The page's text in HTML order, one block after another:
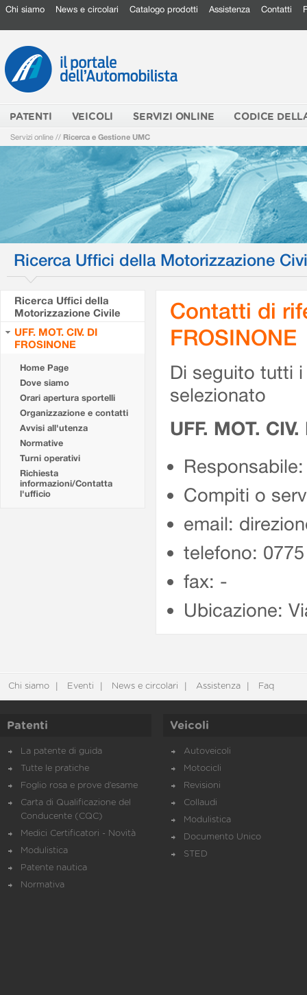
Chi siamo News e circolari Catalogo prodotti Assistenza Contatti
PATENTI VEICOLI SERVIZI ONLINE CODICE
Servizi online // Ricerca e Gestione UMC
Ricerca Uffici della Motorizzazione
Ricerca Uffici della
Motorizzazione Civile
UFF. MOT. CIV. DI
FROSINONE
Home Page
Dove siamo
Orari apertura sportelli
Organizzazione e contatti
Avvisi all'utenza
Normative
Turni operativi
Richiesta
informazioni/Contatta
l'ufficio
Contatti di
FROSINONE
Di seguito tutti
selezionato
UFF. MOT.
Compiti o
email:
telefono:
fax: -
Ubicazione:
Chi siamo Eventi News e circolari Assistenza Faq
Patenti
La patente di guida
Tutte le pratiche
Foglio rosa e prove d’esame
Carta di Qualificazione del
Conducente (CQC)
Medici Certificatori - Novità
Modulistica
Patente nautica
Normativa
Veicoli
Autoveicoli
Motocicli
Revisioni
Collaudi
Modulistica
Documento Unico
STED